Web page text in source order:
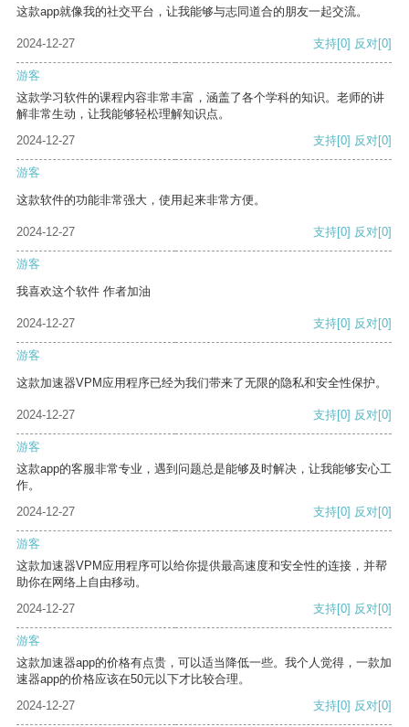
这款app就像我的社交平台，让我能够与志同道合的朋友一起交流。
2024-12-27 支持[0] 反对[0]
游客
这款学习软件的课程内容非常丰富，涵盖了各个学科的知识。老师的讲
解非常生动，让我能够轻松理解知识点。
2024-12-27
支持[0] 反对[0]
游客
这款软件的功能非常强大，使用起来非常方便。
2024-12-27 支持[0] 反对[0]
游客
我喜欢这个软件 作者加油
2024-12-27 支持[0] 反对[0]
游客
这款加速器VPM应用程序已经为我们带来了无限的隐私和安全性保护。
2024-12-27 支持[0] 反对[0]
游客
这款app的客服非常专业，遇到问题总是能够及时解决，让我能够安心工
作。
2024-12-27
支持[0] 反对[0]
游客
这款加速器VPM应用程序可以给你提供最高速度和安全性的连接，并帮
助你在网络上自由移动。
2024-12-27
支持[0] 反对[0]
游客
这款加速器app的价格有点贵，可以适当降低一些。我个人觉得，一款加
速器app的价格应该在50元以下才比较合理。
2024-12-27
支持[0] 反对[0]